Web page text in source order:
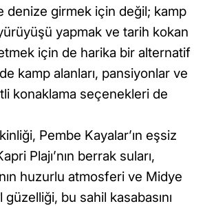
denize girmek için değil; kamp
yapmak ve tarih kokan
için de harika bir alternatif
kamp alanları, pansiyonlar ve
konaklama seçenekleri de
Pembe Kayalar’ın eşsiz
Plajı’nın berrak suları,
huzurlu atmosferi ve Midye
güzelliği, bu sahil kasabasını